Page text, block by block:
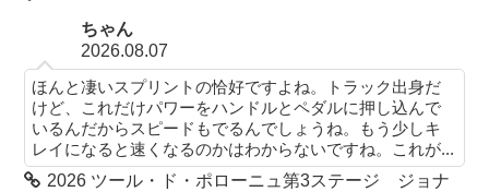
ちゃん
2026.08.07
ほんと凄いスプリントの恰好ですよね。トラック出身だ
けど、これだけパワーをハンドルとペダルに押し込んで
いるんだからスピードもでるんでしょうね。もう少しキ
レイになると速くなるのかはわからないですね。これが...
2026 ツール・ド・ポローニュ第3ステージ ジョナ